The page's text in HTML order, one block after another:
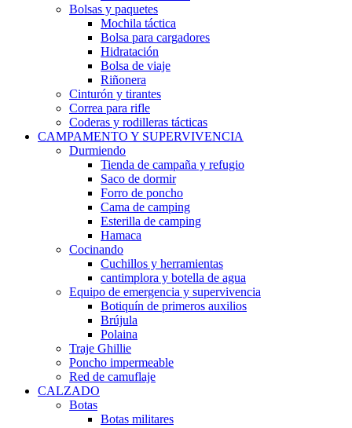
Bolsas y paquetes
Mochila táctica
Bolsa para cargadores
Hidratación
Bolsa de viaje
Riñonera
Cinturón y tirantes
Correa para rifle
Coderas y rodilleras tácticas
CAMPAMENTO Y SUPERVIVENCIA
Durmiendo
Tienda de campaña y refugio
Saco de dormir
Forro de poncho
Cama de camping
Esterilla de camping
Hamaca
Cocinando
Cuchillos y herramientas
cantimplora y botella de agua
Equipo de emergencia y supervivencia
Botiquín de primeros auxilios
Brújula
Polaina
Traje Ghillie
Poncho impermeable
Red de camuflaje
CALZADO
Botas
Botas militares